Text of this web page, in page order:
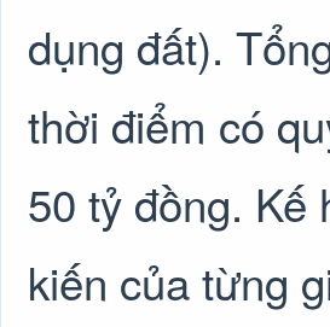
dụng đất).
thời điểm có
50 tỷ đồng. Kế
kiến của từng